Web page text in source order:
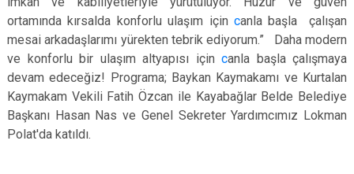
ortamında kırsalda konforlu ulaşım için canla başla çalışan
mesai arkadaşlarımı yürekten tebrik ediyorum.” Daha modern
ve konforlu bir ulaşım altyapısı için canla başla çalışmaya
devam edeceğiz! Programa; Baykan Kaymakamı ve Kurtalan
Kaymakam Vekili Fatih Özcan ile Kayabağlar Belde Belediye
Başkanı Hasan Nas ve Genel Sekreter Yardımcımız Lokman
Polat'da katıldı.